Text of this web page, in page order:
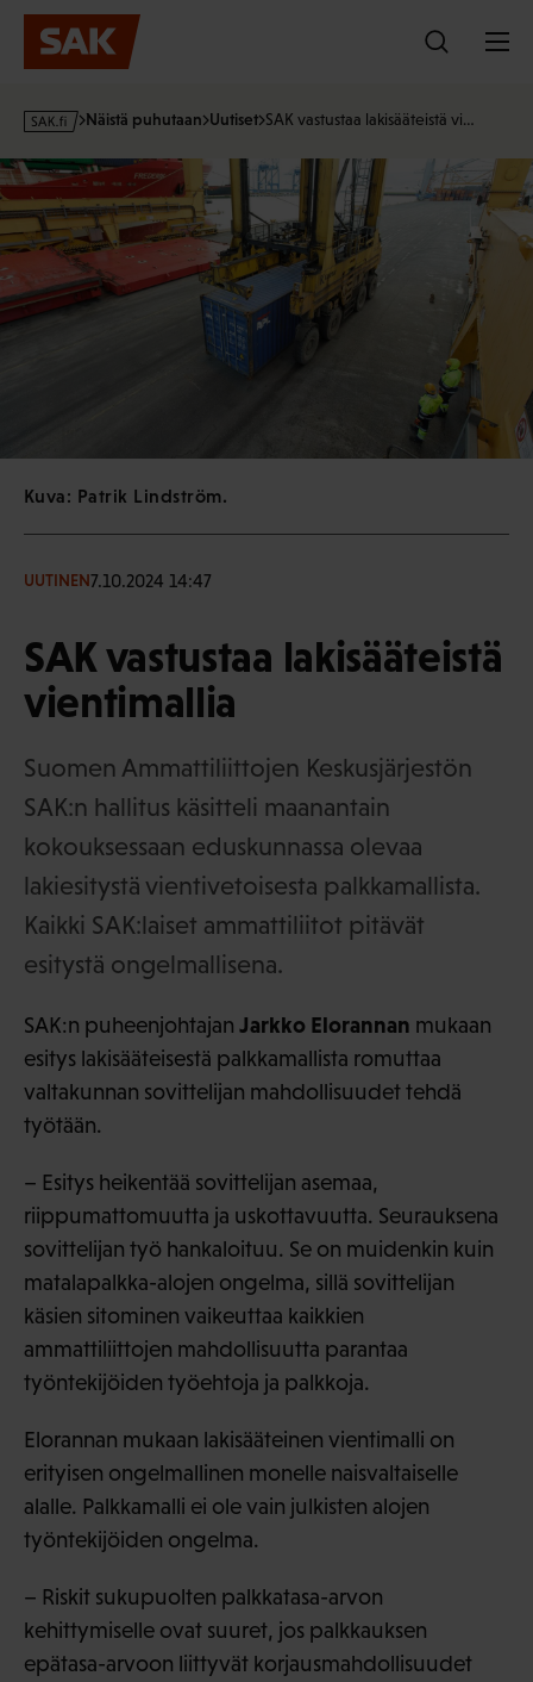
Hyppää
sisältöön
s
k
f
i
Näistä puhutaan Uutiset SAK vastustaa lakisääteistä vi…
Kuva: Patrik Lindström.
UUTINEN7.10.2024 14:47
SAK vastustaa lakisääteistä
vientimallia
Suomen Ammattiliittojen Keskusjärjestön
SAK:n hallitus käsitteli maanantain
kokouksessaan eduskunnassa olevaa
lakiesitystä vientivetoisesta palkkamallista.
Kaikki SAK:laiset ammattiliitot pitävät
esitystä ongelmallisena.
SAK:n puheenjohtajan Jarkko Elorannan mukaan
esitys lakisääteisestä palkkamallista romuttaa
valtakunnan sovittelijan mahdollisuudet tehdä
työtään.
– Esitys heikentää sovittelijan asemaa,
riippumattomuutta ja uskottavuutta. Seurauksena
sovittelijan työ hankaloituu. Se on muidenkin kuin
matalapalkka-alojen ongelma, sillä sovittelijan
käsien sitominen vaikeuttaa kaikkien
ammattiliittojen mahdollisuutta parantaa
työntekijöiden työehtoja ja palkkoja.
Elorannan mukaan lakisääteinen vientimalli on
erityisen ongelmallinen monelle naisvaltaiselle
alalle. Palkkamalli ei ole vain julkisten alojen
työntekijöiden ongelma.
– Riskit sukupuolten palkkatasa-arvon
kehittymiselle ovat suuret, jos palkkauksen
epätasa-arvoon liittyvät korjausmahdollisuudet